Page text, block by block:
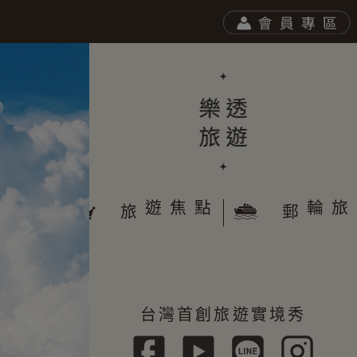
於樂透 旅 遊焦點 郵
台灣首創旅遊實境秀